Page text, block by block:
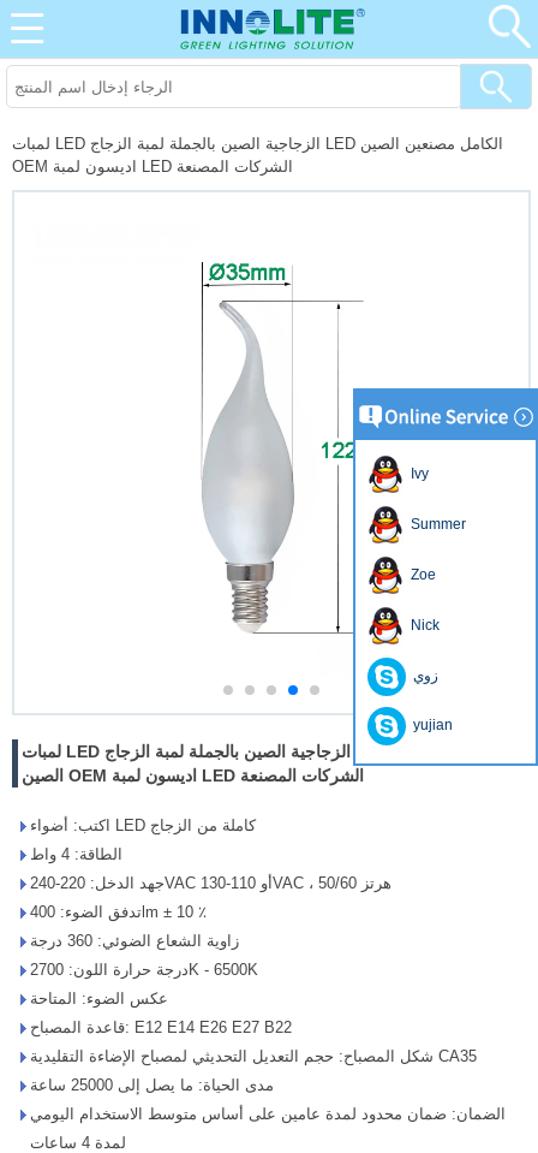
لمبات LED الزجاجية الصين بالجملة لمبة الزجاج LED الكامل مصنعين الصين
OEM اديسون لمبة LED الشركات المصنعة
لمبات LED الزجاجية الصين بالجملة لمبة الزجاج LED الكامل مصنعين
الصين OEM اديسون لمبة LED الشركات المصنعة
اكتب: أضواء LED كاملة من الزجاج
الطاقة: 4 واط
جهد الدخل: 220-240VAC أو 110-130VAC ، 50/60 هرتز
تدفق الضوء: 400lm ± 10 ٪
زاوية الشعاع الضوئي: 360 درجة
درجة حرارة اللون: 2700K - 6500K
عكس الضوء: المتاحة
قاعدة المصباح: E12 E14 E26 E27 B22
شكل المصباح: حجم التعديل التحديثي لمصباح الإضاءة التقليدية CA35
مدى الحياة: ما يصل إلى 25000 ساعة
الضمان: ضمان محدود لمدة عامين على أساس متوسط ​​الاستخدام اليومي
لمدة 4 ساعات
Ivy
Summer
Zoe
Nick
زوي
yujian